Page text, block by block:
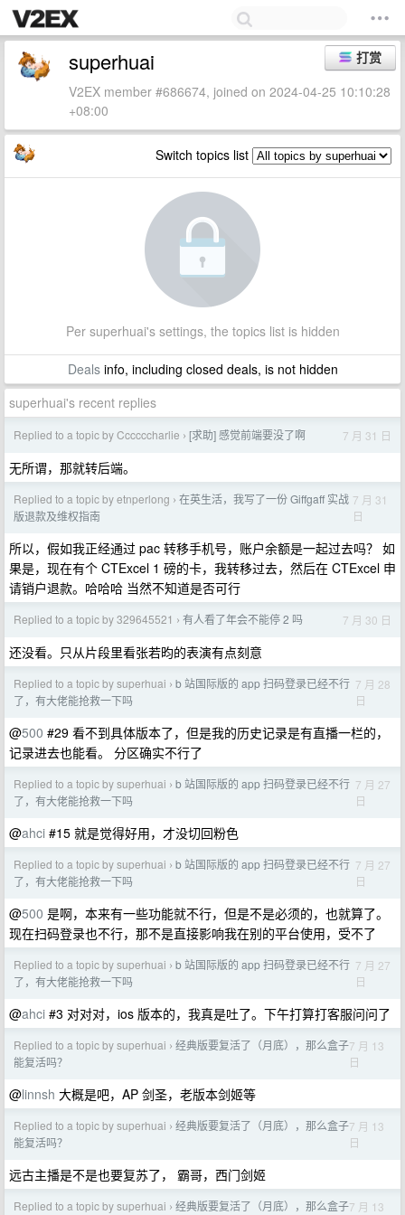
打赏
superhuai
V2EX member #686674, joined on 2024-04-25 10:10:28
+08:00
Switch topics list
Per superhuai's settings, the topics list is hidden
Dealsinfo, including closed deals, is not hidden
superhuai's recent replies
Replied to a topic by Ccccccharlie › [求助] 感觉前端要没了啊 7 月 31 日
无所谓，那就转后端。
Replied to a topic by etnperlong › 在英生活，我写了一份 Giffgaff 实战
版退款及维权指南
7 月 31
日
所以，假如我正经通过 pac 转移手机号，账户余额是一起过去吗？ 如
果是，现在有个 CTExcel 1 磅的卡，我转移过去，然后在 CTExcel 申
请销户退款。哈哈哈 当然不知道是否可行
Replied to a topic by 329645521 › 有人看了年会不能停 2 吗 7 月 30 日
还没看。只从片段里看张若昀的表演有点刻意
Replied to a topic by superhuai › b 站国际版的 app 扫码登录已经不行
了，有大佬能抢救一下吗
7 月 28
日
@500 #29 看不到具体版本了，但是我的历史记录是有直播一栏的，
记录进去也能看。 分区确实不行了
Replied to a topic by superhuai › b 站国际版的 app 扫码登录已经不行
了，有大佬能抢救一下吗
7 月 27
日
@ahci #15 就是觉得好用，才没切回粉色
Replied to a topic by superhuai › b 站国际版的 app 扫码登录已经不行
了，有大佬能抢救一下吗
7 月 27
日
@500 是啊，本来有一些功能就不行，但是不是必须的，也就算了。
现在扫码登录也不行，那不是直接影响我在别的平台使用，受不了
Replied to a topic by superhuai › b 站国际版的 app 扫码登录已经不行
了，有大佬能抢救一下吗
7 月 27
日
@ahci #3 对对对，ios 版本的，我真是吐了。下午打算打客服问问了
Replied to a topic by superhuai › 经典版要复活了（月底），那么盒子
能复活吗？
7 月 13
日
@linnsh 大概是吧，AP 剑圣，老版本剑姬等
Replied to a topic by superhuai › 经典版要复活了（月底），那么盒子
能复活吗？
7 月 13
日
远古主播是不是也要复苏了， 霸哥，西门剑姬
Replied to a topic by superhuai › 经典版要复活了（月底），那么盒子7 月 13